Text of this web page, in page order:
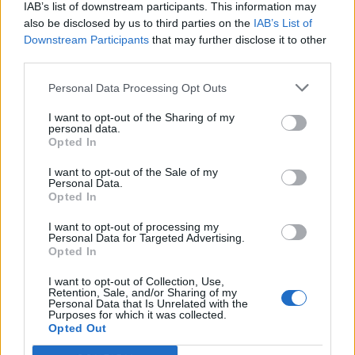
IAB’s list of downstream participants. This information may
also be disclosed by us to third parties on the IAB’s List of
Downstream Participants that may further disclose it to other
Personal Data Processing Opt Outs
I want to opt-out of the Sharing of my
personal data.
Opted In
I want to opt-out of the Sale of my
Personal Data.
Opted In
I want to opt-out of processing my
Personal Data for Targeted Advertising.
Opted In
I want to opt-out of Collection, Use,
Retention, Sale, and/or Sharing of my
Personal Data that Is Unrelated with the
Purposes for which it was collected.
Opted Out
Tags:ΓΙΑΝΝΟΠΟΥΛΟΣ,ΚΕΕΛΠΝΟ
ΡΕΠΟΡΤΑΖ
ΥΓΕΙΑΣ
ΕΙΔΗΣΕΙΣ
ΥΓΕΙΑ
ΨΥΧΙΚΗ ΥΓΕΙΑ
ΔΙΑΤΡΟΦΗ